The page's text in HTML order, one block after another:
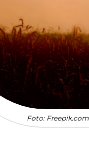
Foto: Freepik.com